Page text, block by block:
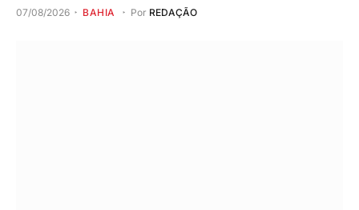
07/08/2026 BAHIA Por REDAÇÃO